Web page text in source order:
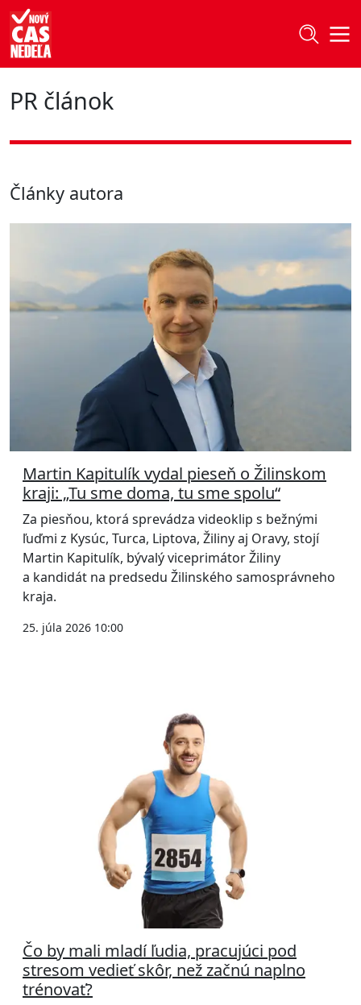
PR článok
Články autora
Martin Kapitulík vydal pieseň o Žilinskom
kraji: „Tu sme doma, tu sme spolu“
Za piesňou, ktorá sprevádza videoklip s bežnými
ľuďmi z Kysúc, Turca, Liptova, Žiliny aj Oravy, stojí
Martin Kapitulík, bývalý viceprimátor Žiliny
a kandidát na predsedu Žilinského samosprávneho
kraja.
25. júla 2026 10:00
Čo by mali mladí ľudia, pracujúci pod
stresom vedieť skôr, než začnú naplno
trénovať?